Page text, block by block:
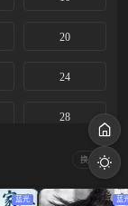
20
24
28
36
换一换
蓝光 蓝